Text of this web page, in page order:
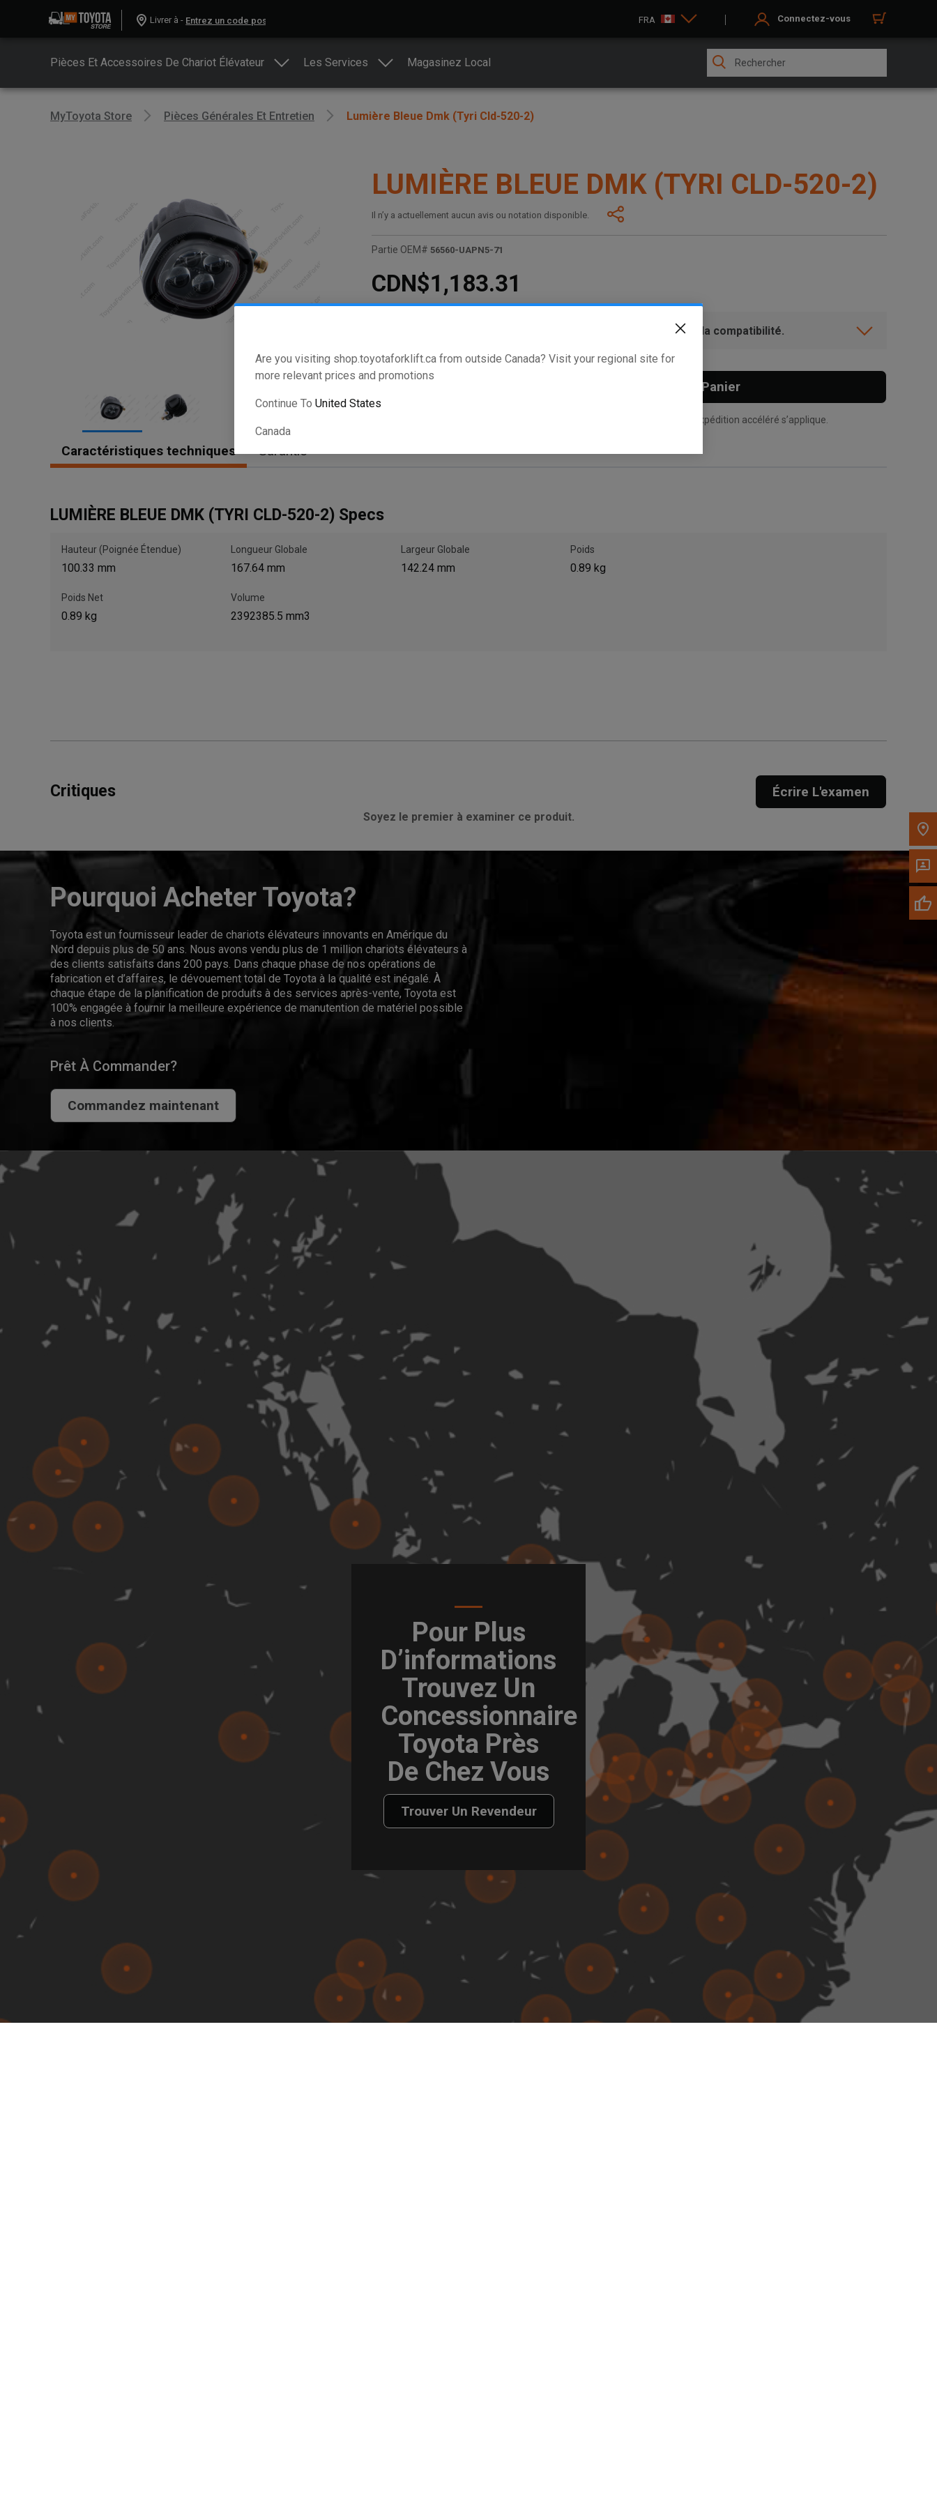
Are you visiting shop.toyotaforklift.ca from outside Canada? Visit your regional site for
more relevant prices and promotions
Continue To United States
Canada
Livrer à - FRA Connectez-vous
Pièces Et Accessoires De Chariot Élévateur Les Services Magasinez Local
concessionnaire
Veuillez mettre à jour le code postal 'Livrer à'
MyToyota Store Pièces Générales Et Entretien Lumière Bleue Dmk (Tyri Cld-520-2)
Item
1
LUMIÈRE BLEUE DMK (TYRI CLD-520-2)
Il n’y a actuellement aucun avis ou notation disponible.
Partie OEM# 56560-UAPN5-71
CDN$1,183.31
Cette partie s’adaptera-t-elle à votre équipement? Vérifiez la compatibilité.
Ajouter Au Panier
Le ramassage le lendemain n’est pas disponible. Un supplément d’expédition accéléré s’applique.
Caractéristiques techniques Garantie
LUMIÈRE BLEUE DMK (TYRI CLD-520-2) Specs
Hauteur (Poignée Étendue)
100.33 mm
Longueur Globale
167.64 mm
Largeur Globale
142.24 mm
Poids
0.89 kg
Poids Net
0.89 kg
Volume
2392385.5 mm3
Critiques Écrire L'examen
Soyez le premier à examiner ce produit.
Pourquoi Acheter Toyota?
Toyota est un fournisseur leader de chariots élévateurs innovants en Amérique du
Nord depuis plus de 50 ans. Nous avons vendu plus de 1 million chariots élévateurs à
des clients satisfaits dans 200 pays. Dans chaque phase de nos opérations de
fabrication et d’affaires, le dévouement total de Toyota à la qualité est inégalé. À
chaque étape de la planification de produits à des services après-vente, Toyota est
100% engagée à fournir la meilleure expérience de manutention de matériel possible
à nos clients.
Prêt À Commander?
Commandez maintenant
Pour Plus
D’informations
Trouvez Un
Concessionnaire
Toyota Près
De Chez Vous
Trouver Un Revendeur